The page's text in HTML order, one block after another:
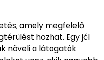
, amely megfelelő
hozhat. Egy jól
növeli a látogatók